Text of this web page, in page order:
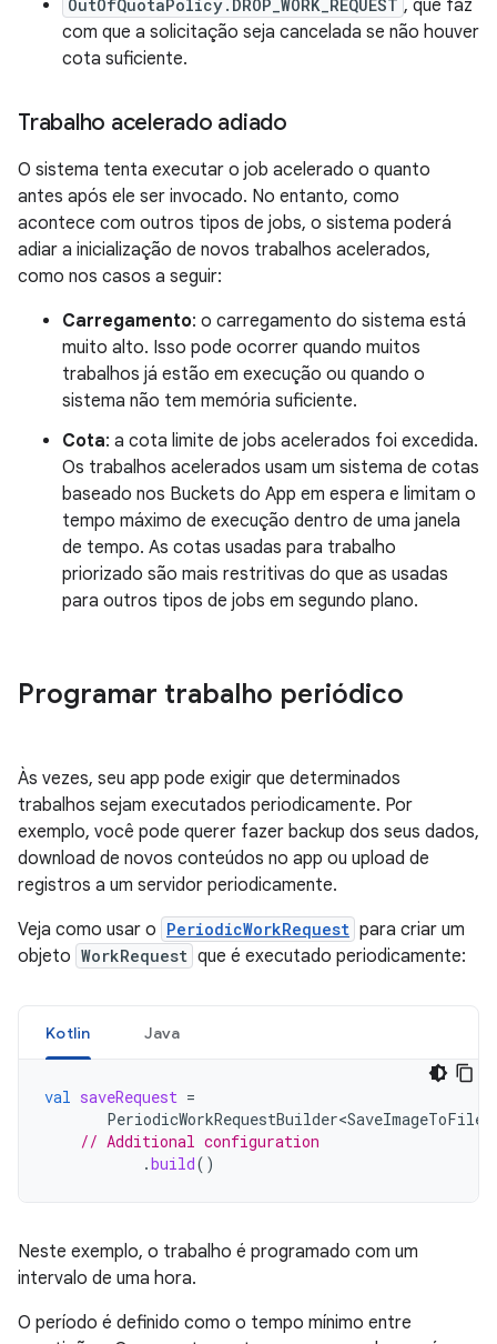
OutOfQuotaPolicy.DROP_WORK_REQUEST , que faz
com que a solicitação seja cancelada se não houver
cota suficiente.
Trabalho acelerado adiado
O sistema tenta executar o job acelerado o quanto
antes após ele ser invocado. No entanto, como
acontece com outros tipos de jobs, o sistema poderá
adiar a inicialização de novos trabalhos acelerados,
como nos casos a seguir:
Carregamento: o carregamento do sistema está
muito alto. Isso pode ocorrer quando muitos
trabalhos já estão em execução ou quando o
sistema não tem memória suficiente.
Cota: a cota limite de jobs acelerados foi excedida.
Os trabalhos acelerados usam um sistema de cotas
baseado nos Buckets do App em espera e limitam o
tempo máximo de execução dentro de uma janela
de tempo. As cotas usadas para trabalho
priorizado são mais restritivas do que as usadas
para outros tipos de jobs em segundo plano.
Programar trabalho periódico
Às vezes, seu app pode exigir que determinados
trabalhos sejam executados periodicamente. Por
exemplo, você pode querer fazer backup dos seus dados,
download de novos conteúdos no app ou upload de
registros a um servidor periodicamente.
Veja como usar o PeriodicWorkRequest para criar um
objeto WorkRequest que é executado periodicamente:
Kotlin Java
val saveRequest =
// Additional configuration
.build()
Neste exemplo, o trabalho é programado com um
intervalo de uma hora.
O período é definido como o tempo mínimo entre